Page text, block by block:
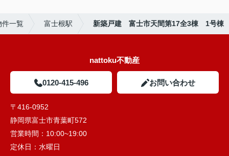
件一覧 富士根駅 新築戸建 富士市天間第17全3棟 1号棟
nattoku不動産
0120-415-496 お問い合わせ
〒416-0952
静岡県富士市青葉町572
営業時間： 10:00~19:00
定休日： 水曜日